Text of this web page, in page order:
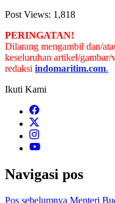
Post Views: 1,818
PERINGATAN!
Dilarang mengambil dan/
keseluruhan artikel/
redaksi indomaritim.com.
Ikuti Kami
Navigasi pos
Pos sebelumnya Menteri